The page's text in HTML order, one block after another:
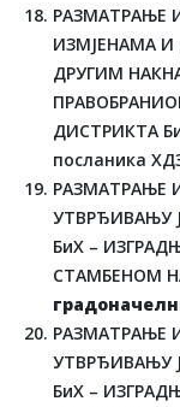
РАЗМАТРАЊЕ
ИЗМЈЕНАМА
ДРУГИМ
ДИСТРИКТА
посланика
РАЗМАТРАЊЕ
УТВРЂИВАЊУ
БиХ –
СТАМБЕНОМ
РАЗМАТРАЊЕ
УТВРЂИВАЊУ
БиХ –